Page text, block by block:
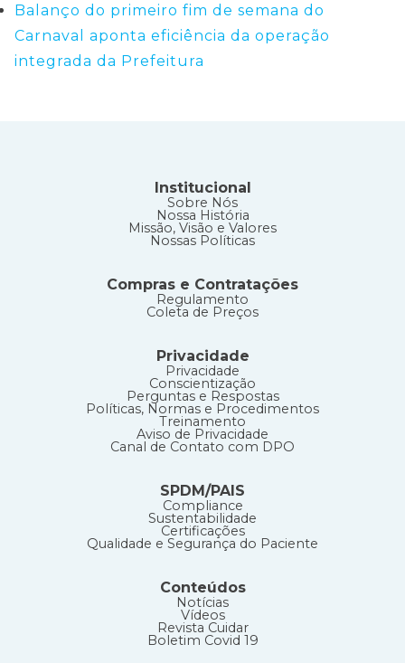
Balanço do primeiro fim de semana do
Carnaval aponta eficiência da operação
integrada da Prefeitura
Institucional
Sobre Nós
Nossa História
Missão, Visão e Valores
Nossas Políticas
Compras e Contratações
Regulamento
Coleta de Preços
Privacidade
Privacidade
Conscientização
Perguntas e Respostas
Políticas, Normas e Procedimentos
Treinamento
Aviso de Privacidade
Canal de Contato com DPO
SPDM/PAIS
Compliance
Sustentabilidade
Certificações
Qualidade e Segurança do Paciente
Conteúdos
Notícias
Vídeos
Revista Cuidar
Boletim Covid 19